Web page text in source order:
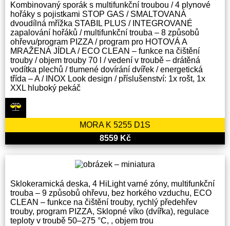
Kombinovaný sporák s multifunkční troubou / 4 plynové
hořáky s pojistkami STOP GAS / SMALTOVANÁ
dvoudílná mřížka STABIL PLUS / INTEGROVANÉ
zapalování hořáků / multifunkční trouba – 8 způsobů
ohřevu/program PIZZA / program pro HOTOVÁ A
MRAŽENÁ JÍDLA / ECO CLEAN – funkce na čištění
trouby / objem trouby 70 l / vedení v troubě – drátěná
vodítka plechů / tlumené dovírání dvířek / energetická
třída – A / INOX Look design / příslušenství: 1x rošt, 1x
XXL hluboký pekáč
MORA K 5255 D1S
8559 Kč
Sklokeramická deska, 4 HiLight varné zóny, multifunkční
trouba – 9 způsobů ohřevu, bez horkého vzduchu, ECO
CLEAN – funkce na čištění trouby, rychlý předehřev
trouby, program PIZZA, Sklopné víko (dvířka), regulace
teploty v troubě 50–275 °C, , objem trou